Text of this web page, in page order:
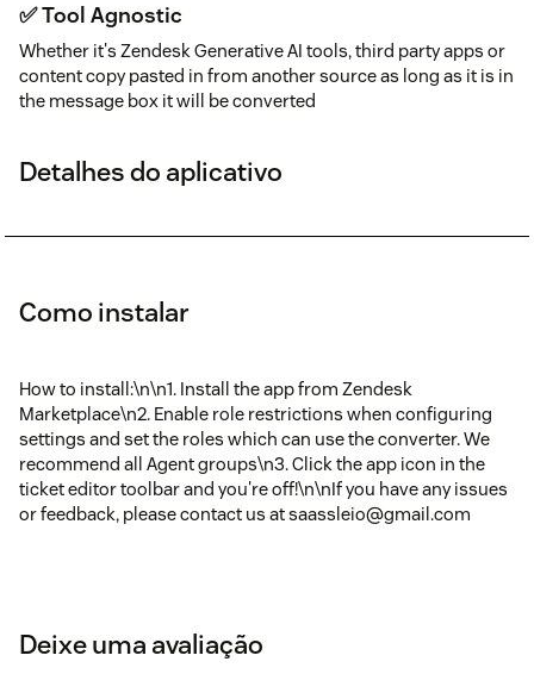
✅ Tool Agnostic
Whether it's Zendesk Generative AI tools, third party apps or
content copy pasted in from another source as long as it is in
the message box it will be converted
Detalhes do aplicativo
Como instalar
How to install:\n\n1. Install the app from Zendesk
Marketplace\n2. Enable role restrictions when configuring
settings and set the roles which can use the converter. We
recommend all Agent groups\n3. Click the app icon in the
ticket editor toolbar and you're off!\n\nIf you have any issues
or feedback, please contact us at saassleio@gmail.com
Deixe uma avaliação